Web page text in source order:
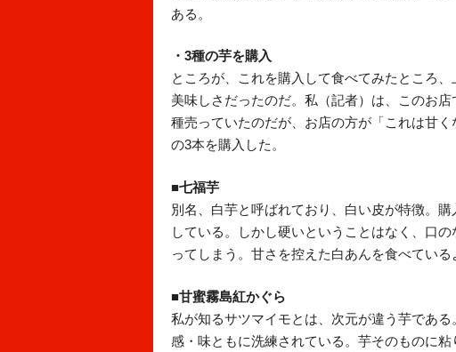
ある。
・3種の芋を購入
ところが、これを購入して食べてみたところ
美味しさだったのだ。私（記者）は、このお
種売っていたのだが、お店の方が「これは甘
の3本を購入した。
■七福芋
別名、白芋と呼ばれており、白い皮が特徴。
している。しかし硬いということはなく、口
ってしまう。甘さを控えた白あんを食べている
■甘蜜霧島紅かぐら
私が知るサツマイモとは、次元が違う芋であ
感・味ともに洗練されている。芋そのものに